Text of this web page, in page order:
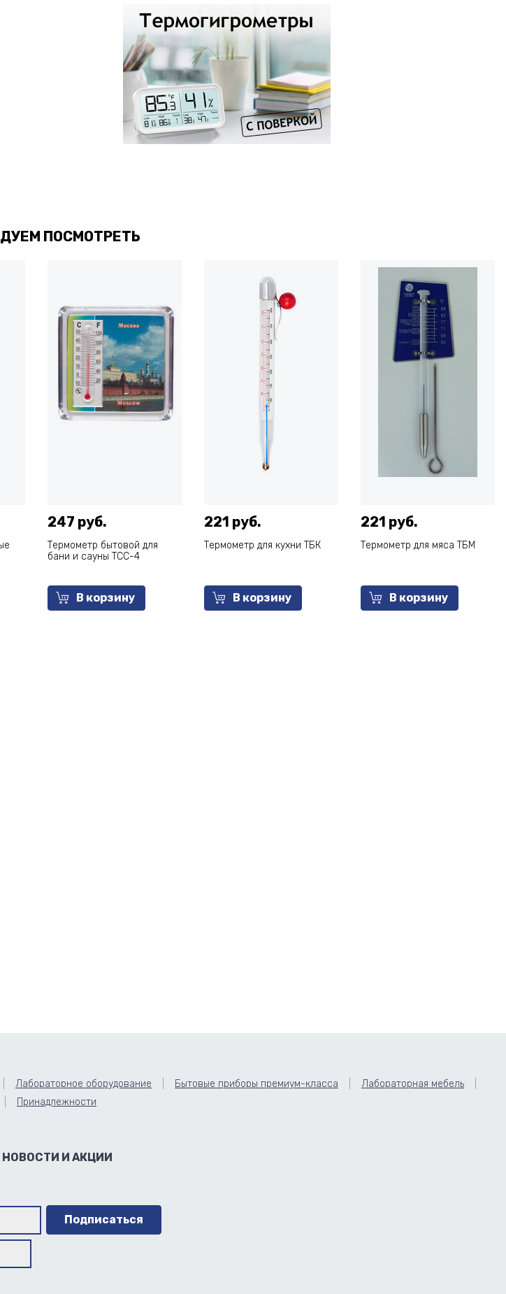
ПОСМОТРЕТЬ
247 руб.
Термометр бытовой для
бани и сауны ТСС-4
В корзину
221 руб.
Термометр для кухни ТБК
В корзину
221 руб.
Термометр для мяса ТБМ
В корзину
Лабораторное оборудование Бытовые приборы премиум-класса
Лабораторная мебель
Принадлежности
И АКЦИИ